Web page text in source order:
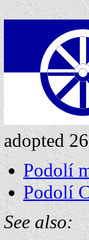
adopted
Podolí
Podolí
See also: